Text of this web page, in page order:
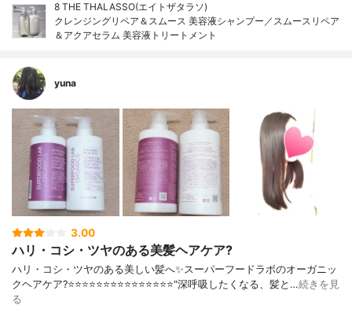
8 THE THALASSO(エイトザタラソ)
クレンジングリペア＆スムース 美容液シャンプー／スムースリペア
＆アクアセラム 美容液トリートメント
yuna
3.00
ハリ・コシ・ツヤのある美髪ヘアケア?
ハリ・コシ・ツヤのある美しい髪へ✨スーパーフードラボのオーガニッ
クヘアケア?⭐️⭐️⭐️⭐️⭐️⭐️⭐️⭐️⭐️⭐️⭐️⭐️⭐️⭐️⭐️"深呼吸したくなる、髪と…続きを見
る